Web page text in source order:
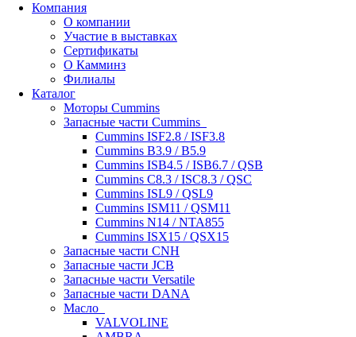
Компания
О компании
Участие в выставках
Сертификаты
О Камминз
Филиалы
Каталог
Моторы Cummins
Запасные части Cummins
Cummins ISF2.8 / ISF3.8
Cummins B3.9 / B5.9
Cummins ISB4.5 / ISB6.7 / QSB
Cummins C8.3 / ISC8.3 / QSC
Cummins ISL9 / QSL9
Cummins ISM11 / QSM11
Cummins N14 / NTA855
Cummins ISX15 / QSX15
Запасные части CNH
Запасные части JCB
Запасные части Versatile
Запасные части DANA
Масло
VALVOLINE